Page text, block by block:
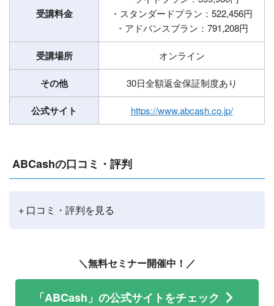
受講料金
・スタンダードプラン：522,456円
・アドバンスプラン：791,208円
受講場所 オンライン
その他 30日全額返金保証制度あり
公式サイト https://www.abcash.co.jp/
ABCashの口コミ・評判
+ 口コミ・評判を見る
＼無料セミナー開催中！／
「ABCash」の公式サイトをチェック